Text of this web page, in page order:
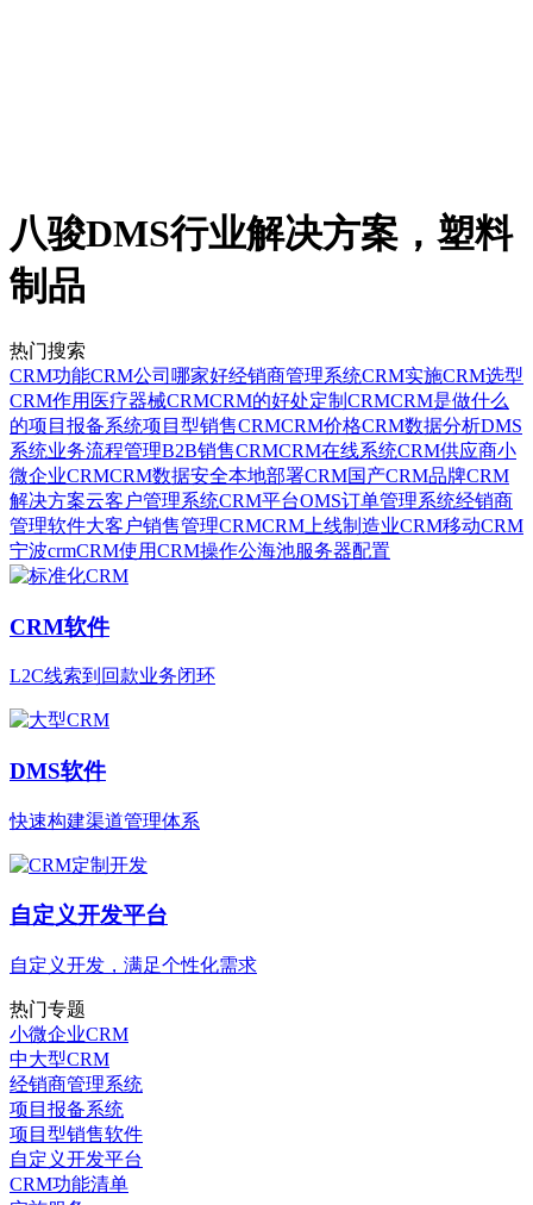
八骏DMS行业解决方案，塑料
制品
热门搜索
CRM功能CRM公司哪家好经销商管理系统CRM实施CRM选型
CRM作用 医疗器械CRMCRM的好处定制CRMCRM是做什么
的项目报备系统项目型销售CRMCRM价格CRM数据分析DMS
系统业务流程管理B2B销售CRMCRM在线系统CRM供应商小
微企业CRMCRM数据安全本地部署CRM国产CRM品牌CRM
解决方案云客户管理系统CRM平台OMS订单管理系统经销商
管理软件大客户销售管理CRMCRM上线制造业CRM移动CRM
宁波crmCRM使用CRM操作公海池服务器配置
CRM软件
L2C线索到回款业务闭环
DMS软件
快速构建渠道管理体系
自定义开发平台
自定义开发，满足个性化需求
热门专题
小微企业CRM
中大型CRM
经销商管理系统
项目报备系统
项目型销售软件
自定义开发平台
CRM功能清单